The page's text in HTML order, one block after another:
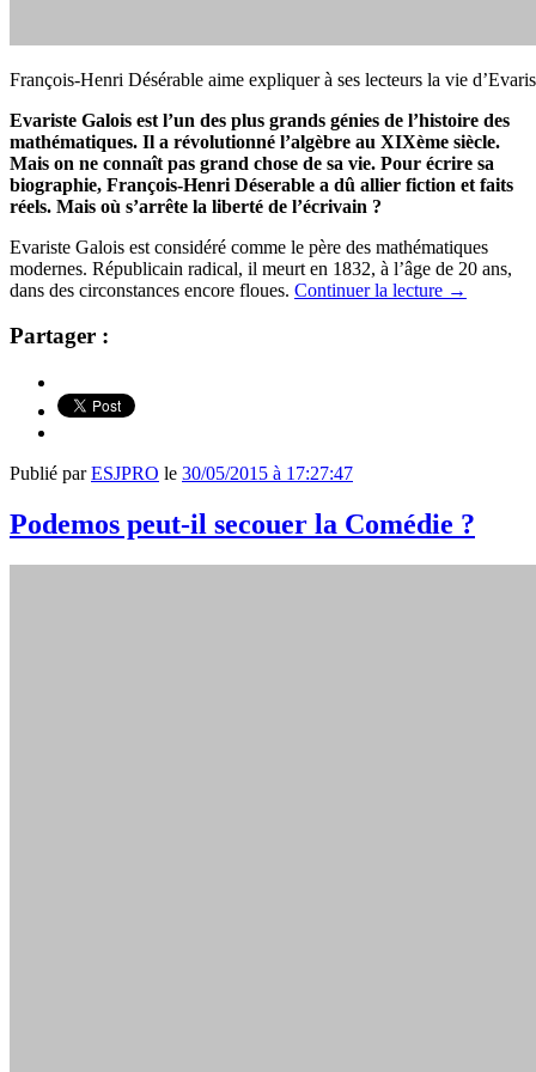
François-Henri Désérable aime expliquer à ses lecteurs la vie
Evariste Galois est l’un des plus grands génies de l’histoire des
mathématiques. Il a révolutionné l’algèbre au XIXème siècle.
Mais on ne connaît pas grand chose de sa vie. Pour écrire sa
biographie, François-Henri Déserable a dû allier fiction et faits
réels. Mais où s’arrête la liberté de l’écrivain ?
Evariste Galois est considéré comme le père des mathématiques
modernes. Républicain radical, il meurt en 1832, à l’âge de 20 ans,
dans des circonstances encore floues. Continuer la lecture →
Partager :
Publié parESJPRO le 30/05/2015 à 17:27:47
Podemos peut-il secouer la Comédie ?